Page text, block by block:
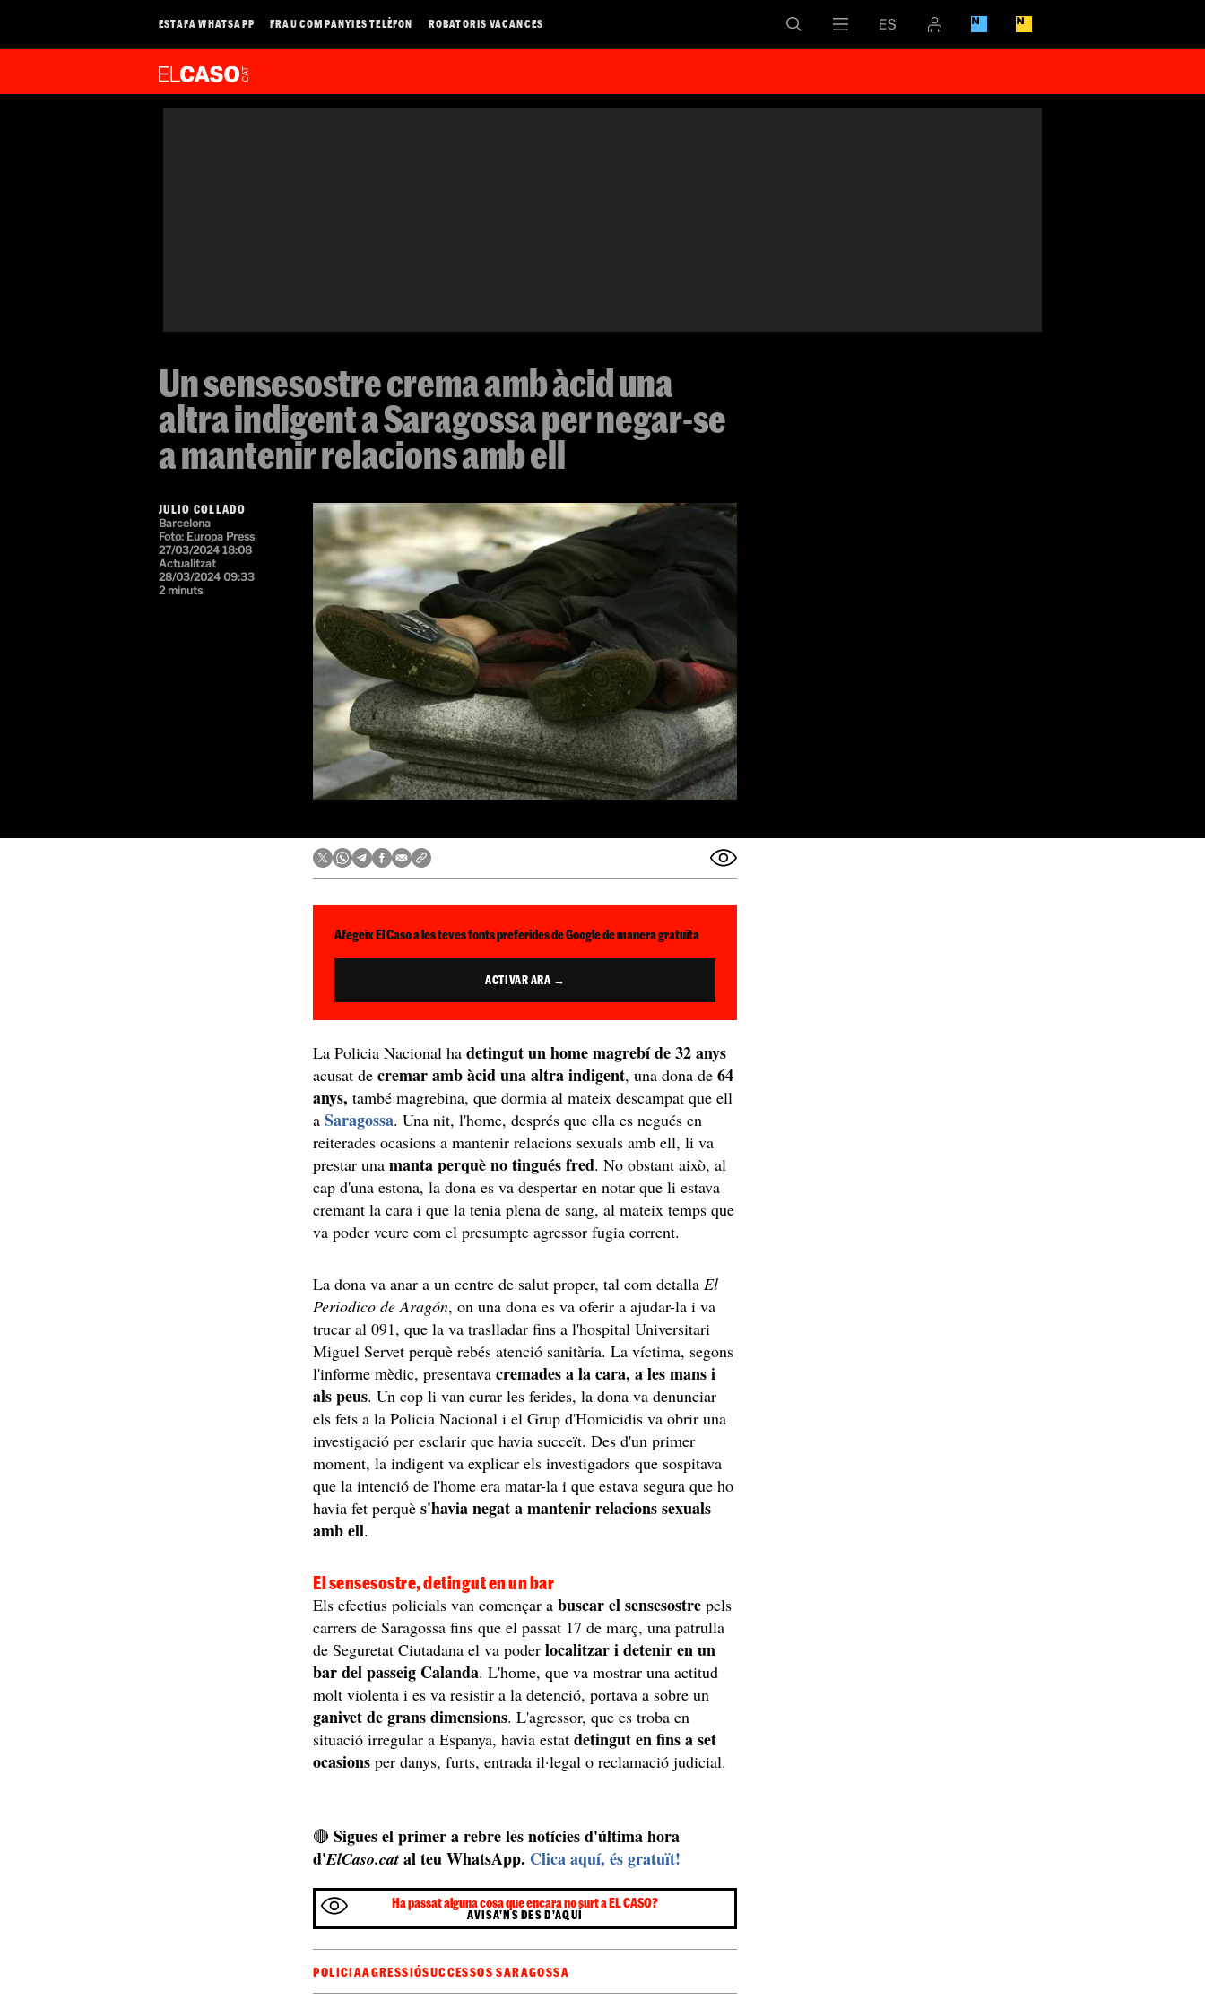
ESTAFA WHATSAPP FRAU COMPANYIES TELÈFON ROBATORIS VACANCES
Un sensesostre crema amb àcid una
altra indigent a Saragossa per negar-se
a mantenir relacions amb ell
JULIO COLLADO
Barcelona
Foto: Europa Press
27/03/2024 18:08
Actualitzat
28/03/2024 09:33
2 minuts
Afegeix El Caso a les teves fonts preferides de Google de manera gratuïta
ACTIVAR ARA →
La Policia Nacional hadetingut un home magrebí de 32 anys
acusat decremar amb àcid una altra indigent, una dona de64
anys, també magrebina, que dormia al mateix descampat que ell
aSaragossa. Una nit, l'home, després que ella es negués en
reiterades ocasions a mantenir relacions sexuals amb ell, li va
prestar unamanta perquè no tingués fred. No obstant això, al
cap d'una estona, la dona es va despertar en notar que li estava
cremant la cara i que la tenia plena de sang, al mateix temps que
va poder veure com el presumpte agressor fugia corrent.
La dona va anar a un centre de salut proper, tal com detallaEl
Periodico de Aragón, on una dona es va oferir a ajudar-la i va
trucar al 091, que la va traslladar fins a l'hospital Universitari
Miguel Servet perquè rebés atenció sanitària. La víctima, segons
l'informe mèdic, presentavacremades a la cara, a les mans i
als peus. Un cop li van curar les ferides, la dona va denunciar
els fets a la Policia Nacional i el Grup d'Homicidis va obrir una
investigació per esclarir que havia succeït. Des d'un primer
moment, la indigent va explicar els investigadors que sospitava
que la intenció de l'home era matar-la i que estava segura que ho
havia fet perquès'havia negat a mantenir relacions sexuals
amb ell.
El sensesostre, detingut en un bar
Els efectius policials van començar abuscar el sensesostre pels
carrers de Saragossa fins que el passat 17 de març, una patrulla
de Seguretat Ciutadana el va poderlocalitzar i detenir en un
bar del passeig Calanda. L'home, que va mostrar una actitud
molt violenta i es va resistir a la detenció, portava a sobre un
ganivet de grans dimensions. L'agressor, que es troba en
situació irregular a Espanya, havia estatdetingut en fins a set
ocasions per danys, furts, entrada il·legal o reclamació judicial.
🔴Sigues el primer a rebre les notícies d'última hora
d'ElCaso.cat al teu WhatsApp. Clica aquí, és gratuït!
Ha passat alguna cosa que encara no surt a EL CASO?
AVISA'NS DES D'AQUÍ
POLICIAAGRESSIÓSUCCESSOS SARAGOSSA